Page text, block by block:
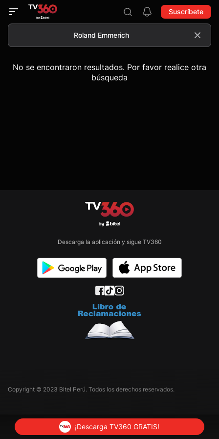
Suscríbete
No se encontraron resultados. Por favor realice otra
búsqueda
Descarga la aplicación y sigue TV360
Copyright © 2023 Bitel Perú. Todos los derechos reservados.
¡Descarga TV360 GRATIS!